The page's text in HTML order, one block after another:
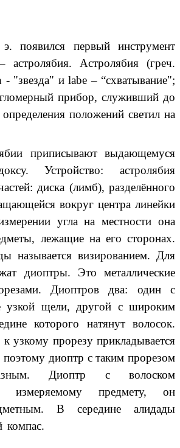
первый инструмент
астролябия. Астролябия (греч.
- "звезда" и labe – “схватывание";
прибор, служивший до
положений светил на
приписывают выдающемуся
Устройство: астролябия
диска (лимб), разделённого
вокруг центра линейки
угла на местности она
лежащие на его сторонах.
называется визированием. Для
диоптры. Это металлические
Диоптров два: один с
узкой щели, другой с широким
которого натянут волосок.
узкому прорезу прикладывается
поэтому диоптр с таким прорезом
Диоптр с волоском
измеряемому предмету, он
В середине алидады
к ней компас.